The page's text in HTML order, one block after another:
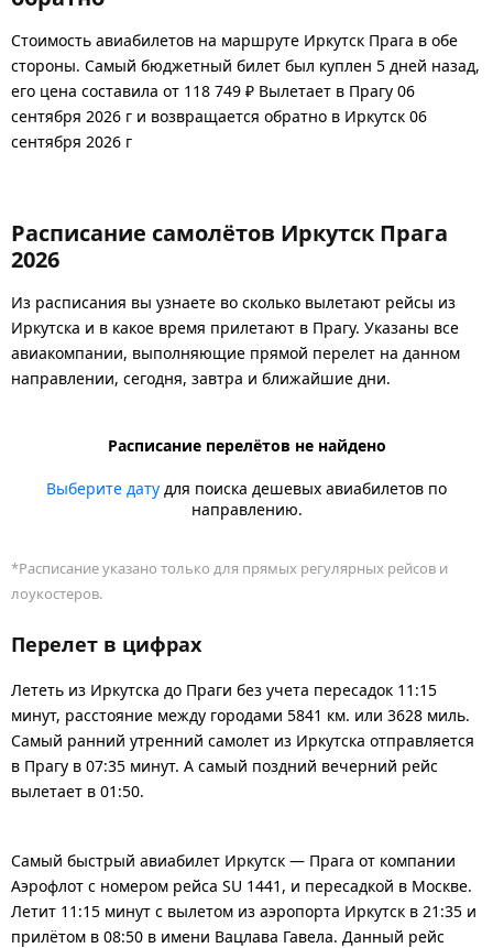
Стоимость авиабилетов на маршруте Иркутск Прага в обе
стороны. Самый бюджетный билет был куплен 5 дней назад,
его цена составила от 118 749 ₽ Вылетает в Прагу 06
сентября 2026 г и возвращается обратно в Иркутск 06
сентября 2026 г
Расписание самолётов Иркутск Прага
2026
Из расписания вы узнаете во сколько вылетают рейсы из
Иркутска и в какое время прилетают в Прагу. Указаны все
авиакомпании, выполняющие прямой перелет на данном
направлении, сегодня, завтра и ближайшие дни.
Расписание перелётов не найдено
Выберите дату для поиска дешевых авиабилетов по
направлению.
*Расписание указано только для прямых регулярных рейсов и
лоукостеров.
Перелет в цифрах
Лететь из Иркутска до Праги без учета пересадок 11:15
минут, расстояние между городами 5841 км. или 3628 миль.
Самый ранний утренний самолет из Иркутска отправляется
в Прагу в 07:35 минут. А самый поздний вечерний рейс
вылетает в 01:50.
Самый быстрый авиабилет Иркутск — Прага от компании
Аэрофлот с номером рейса SU 1441, и пересадкой в Москве.
Летит 11:15 минут с вылетом из аэропорта Иркутск в 21:35 и
прилётом в 08:50 в имени Вацлава Гавела. Данный рейс